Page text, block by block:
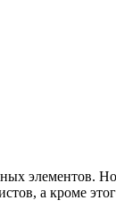
элементов. Но
а кроме